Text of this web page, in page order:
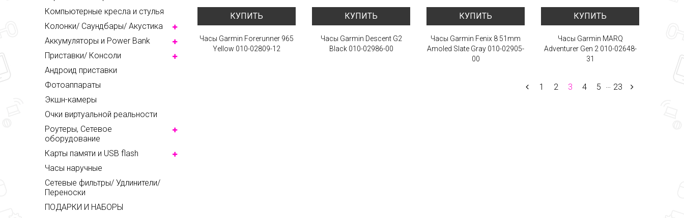
Компьютерные кресла и стулья
Колонки/ Саундбары/ Акустика
Аккумуляторы и Power Bank
Приставки/ Консоли
Андроид приставки
Фотоаппараты
Экшн-камеры
Очки виртуальной реальности
Роутеры, Сетевое
оборудование
Карты памяти и USB flash
Часы наручные
Сетевые фильтры/ Удлинители/
Переноски
ПОДАРКИ И НАБОРЫ
КУПИТЬ
Часы Garmin Forerunner 965
Yellow 010-02809-12
КУПИТЬ
Часы Garmin Descent G2
Black 010-02986-00
КУПИТЬ
Часы Garmin Fenix 8 51mm
Amoled Slate Gray 010-02905-
00
КУПИТЬ
Часы Garmin MARQ
Adventurer Gen 2 010-02648-
31
1 2 3 4 5 23